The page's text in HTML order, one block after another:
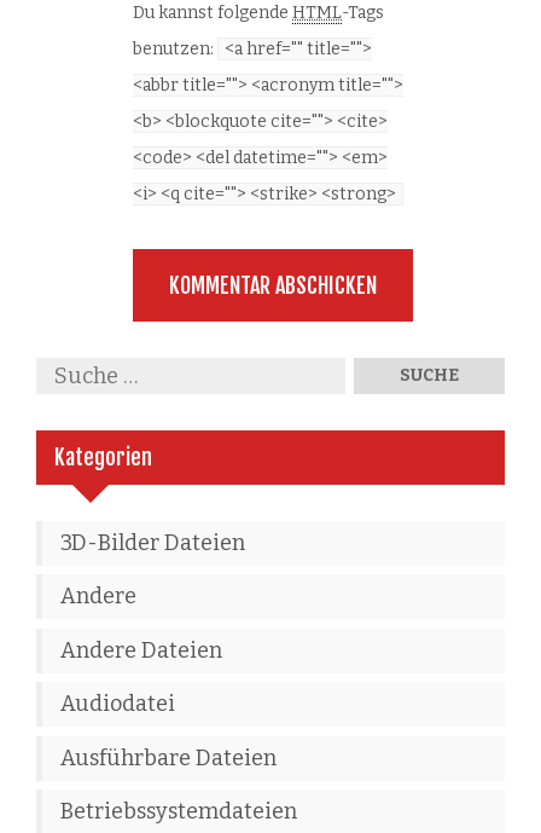
Du kannst folgende HTML-Tags
benutzen:
<a href="" title="">
<abbr title=""> <acronym title="">
<b> <blockquote cite=""> <cite>
<code> <del datetime=""> <em>
<i> <q cite=""> <strike> <strong>
Kategorien
3D-Bilder Dateien
Andere
Andere Dateien
Audiodatei
Ausführbare Dateien
Betriebssystemdateien